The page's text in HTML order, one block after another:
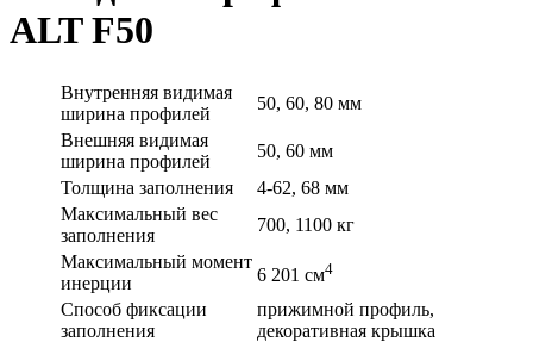
ALT F50
Внутренняя видимая
ширина профилей
50, 60, 80 мм
Внешняя видимая
ширина профилей
50, 60 мм
Толщина заполнения
4-62, 68 мм
Максимальный вес
заполнения
700, 1100 кг
Максимальный момент
инерции
6 201 см4
Способ фиксации
заполнения
прижимной профиль,
декоративная крышка